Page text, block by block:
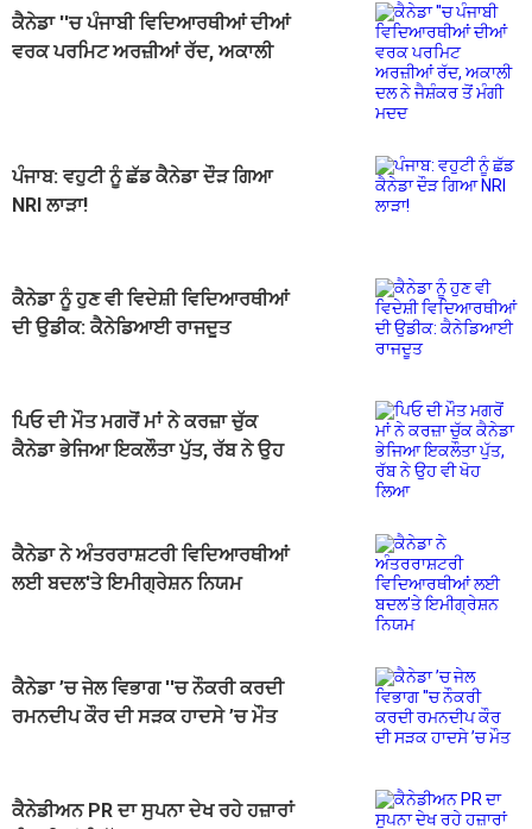
ਕੈਨੇਡਾ ''ਚ ਪੰਜਾਬੀ ਵਿਦਿਆਰਥੀਆਂ ਦੀਆਂ
ਵਰਕ ਪਰਮਿਟ ਅਰਜ਼ੀਆਂ ਰੱਦ, ਅਕਾਲੀ
ਪੰਜਾਬ: ਵਹੁਟੀ ਨੂੰ ਛੱਡ ਕੈਨੇਡਾ ਦੌੜ ਗਿਆ
NRI ਲਾੜਾ!
ਕੈਨੇਡਾ ਨੂੰ ਹੁਣ ਵੀ ਵਿਦੇਸ਼ੀ ਵਿਦਿਆਰਥੀਆਂ
ਦੀ ਉਡੀਕ: ਕੈਨੇਡਿਆਈ ਰਾਜਦੂਤ
ਪਿਓ ਦੀ ਮੌਤ ਮਗਰੋਂ ਮਾਂ ਨੇ ਕਰਜ਼ਾ ਚੁੱਕ
ਕੈਨੇਡਾ ਭੇਜਿਆ ਇਕਲੌਤਾ ਪੁੱਤ, ਰੱਬ ਨੇ ਉਹ
ਕੈਨੇਡਾ ਨੇ ਅੰਤਰਰਾਸ਼ਟਰੀ ਵਿਦਿਆਰਥੀਆਂ
ਲਈ ਬਦਲ'ਤੇ ਇਮੀਗ੍ਰੇਸ਼ਨ ਨਿਯਮ
ਕੈਨੇਡਾ ’ਚ ਜੇਲ ਵਿਭਾਗ ''ਚ ਨੌਕਰੀ ਕਰਦੀ
ਰਮਨਦੀਪ ਕੌਰ ਦੀ ਸੜਕ ਹਾਦਸੇ ’ਚ ਮੌਤ
ਕੈਨੇਡੀਅਨ PR ਦਾ ਸੁਪਨਾ ਦੇਖ ਰਹੇ ਹਜ਼ਾਰਾਂ